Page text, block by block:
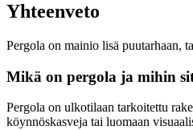
Yhteenveto
Pergola on mainio lisä puutarhaan,
Mikä on pergola ja mihin
Pergola on ulkotilaan tarkoitettu
köynnöskasveja tai luomaan